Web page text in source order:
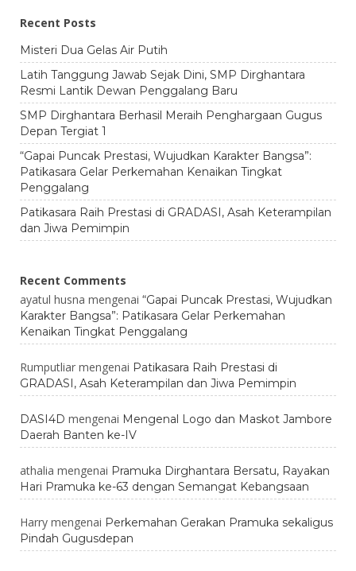
Recent Posts
Misteri Dua Gelas Air Putih
Latih Tanggung Jawab Sejak Dini, SMP Dirghantara
Resmi Lantik Dewan Penggalang Baru
SMP Dirghantara Berhasil Meraih Penghargaan Gugus
Depan Tergiat 1
“Gapai Puncak Prestasi, Wujudkan Karakter Bangsa”:
Patikasara Gelar Perkemahan Kenaikan Tingkat
Penggalang
Patikasara Raih Prestasi di GRADASI, Asah Keterampilan
dan Jiwa Pemimpin
Recent Comments
ayatul husna mengenai “Gapai Puncak Prestasi, Wujudkan
Karakter Bangsa”: Patikasara Gelar Perkemahan
Kenaikan Tingkat Penggalang
Rumputliar mengenai Patikasara Raih Prestasi di
GRADASI, Asah Keterampilan dan Jiwa Pemimpin
DASI4D mengenai Mengenal Logo dan Maskot Jambore
Daerah Banten ke-IV
athalia mengenai Pramuka Dirghantara Bersatu, Rayakan
Hari Pramuka ke-63 dengan Semangat Kebangsaan
Harry mengenai Perkemahan Gerakan Pramuka sekaligus
Pindah Gugusdepan